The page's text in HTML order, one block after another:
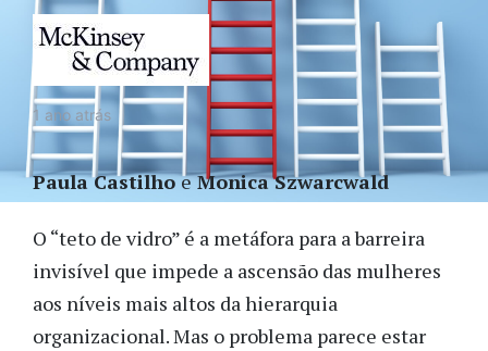
1 ano atrás
Paula CastilhoeMonica Szwarcwald
O “teto de vidro” é a metáfora para a barreira
invisível que impede a ascensão das mulheres
aos níveis mais altos da hierarquia
organizacional. Mas o problema parece estar